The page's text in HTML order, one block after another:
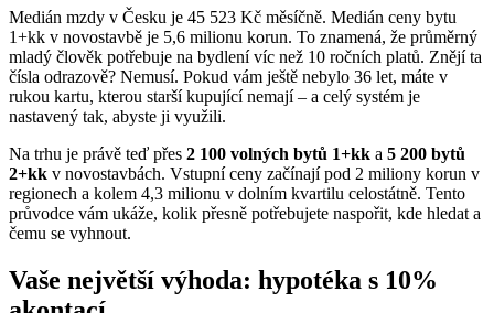
Medián mzdy v Česku je 45 523 Kč měsíčně. Medián ceny bytu
1+kk v novostavbě je 5,6 milionu korun. To znamená, že průměrný
mladý člověk potřebuje na bydlení víc než 10 ročních platů. Znějí ta
čísla odrazově? Nemusí. Pokud vám ještě nebylo 36 let, máte v
rukou kartu, kterou starší kupující nemají – a celý systém je
nastavený tak, abyste ji využili.
Na trhu je právě teď přes 2 100 volných bytů 1+kk a 5 200 bytů
2+kk v novostavbách. Vstupní ceny začínají pod 2 miliony korun v
regionech a kolem 4,3 milionu v dolním kvartilu celostátně. Tento
průvodce vám ukáže, kolik přesně potřebujete naspořit, kde hledat a
čemu se vyhnout.
Vaše největší výhoda: hypotéka s 10%